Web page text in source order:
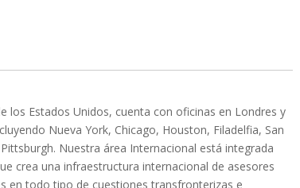
los Estados Unidos, cuenta con oficinas en Londres y
Nueva York, Chicago, Houston, Filadelfia, San
Nuestra área Internacional está integrada
crea una infraestructura internacional de asesores
en todo tipo de cuestiones transfronterizas e